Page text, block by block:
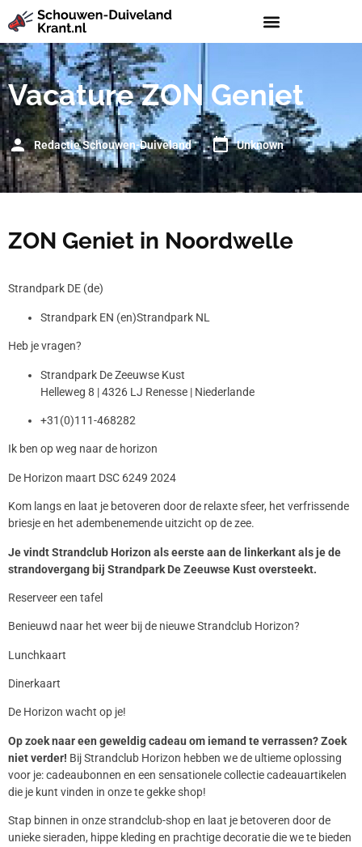
Vacature ZON Geniet
Redactie Schouwen-Duiveland Unknown
ZON Geniet in Noordwelle
Strandpark DE (de)
Strandpark EN (en)Strandpark NL
Heb je vragen?
Strandpark De Zeeuwse Kust
Helleweg 8 | 4326 LJ Renesse | Niederlande
+31(0)111-468282
Ik ben op weg naar de horizon
De Horizon maart DSC 6249 2024
Kom langs en laat je betoveren door de relaxte sfeer, het verfrissende
briesje en het adembenemende uitzicht op de zee.
Je vindt Strandclub Horizon als eerste aan de linkerkant als je de
strandovergang bij Strandpark De Zeeuwse Kust oversteekt.
Reserveer een tafel
Benieuwd naar het weer bij de nieuwe Strandclub Horizon?
Lunchkaart
Dinerkaart
De Horizon wacht op je!
Op zoek naar een geweldig cadeau om iemand te verrassen? Zoek
niet verder! Bij Strandclub Horizon hebben we de ultieme oplossing
voor je: cadeaubonnen en een sensationele collectie cadeauartikelen
die je kunt vinden in onze te gekke shop!
Stap binnen in onze strandclub-shop en laat je betoveren door de
unieke sieraden, hippe kleding en prachtige decoratie die we te bieden